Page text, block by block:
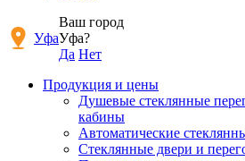
Уфа
Ваш город
Уфа?
Да Нет
Продукция и цены
Душевые стеклянные
кабины
Автоматические
Стеклянные двери и